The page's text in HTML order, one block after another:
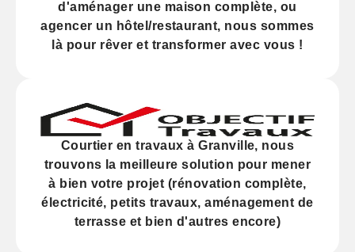
d'aménager une maison complète, ou
agencer un hôtel/restaurant, nous sommes
là pour rêver et transformer avec vous !
Courtier en travaux à Granville, nous
trouvons la meilleure solution pour mener
à bien votre projet (rénovation complète,
électricité, petits travaux, aménagement de
terrasse et bien d'autres encore)